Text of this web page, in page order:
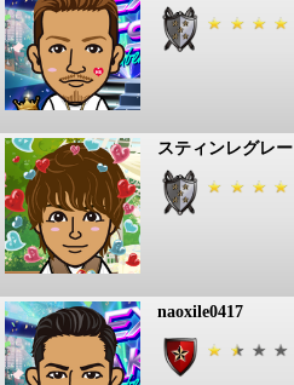
スティンレグレー
naoxile0417